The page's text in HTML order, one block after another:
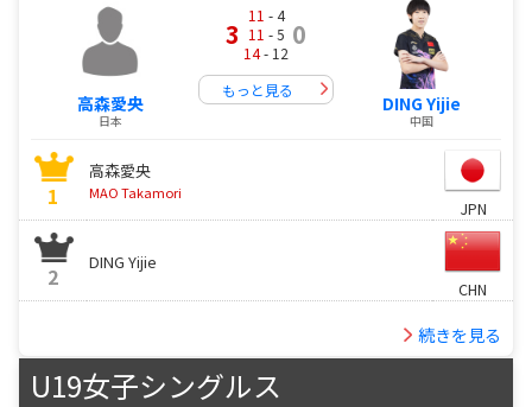
高森愛央
日本
3
11 - 4
11 - 5
14- 12
0
もっと見る
DING Yijie
中国
1
高森愛央
MAO Takamori
JPN
2
DING Yijie
CHN
続きを見る
U19女子シングルス